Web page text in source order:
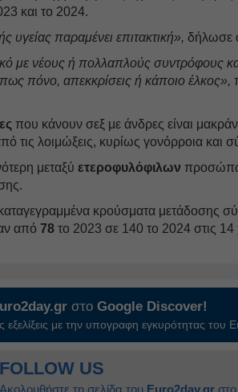
και το 2024.
υγείας παραμένει επιτακτική», δήλωσε
με νέους ή πολλαπλούς συντρόφους
πόνο, απεκκρίσεις ή κάποιο έλκος»,
που κάνουν σεξ με άνδρες είναι
τις λοιμώξεις, κυρίως γονόρροια και
μεταξύετεροφυλόφιλων
κρούσματα μετάδοσης
από78 το 2023 σε 140 το 2024 στις
στοGoogle Discover!
εξελίξεις με την υπογραφη εγκυρότητας του
FOLLOW US
Ακολουθήστε τη σελίδα του Euro2day.gr στο